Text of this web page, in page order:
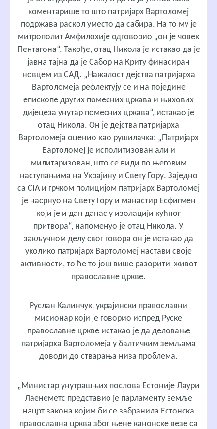
коментарише то што патријарх Вартоломеј
подржава раскол уместо да сабира. На то му је
митрополит Амфилохије одговорио „он је човек
Пентагона“. Такође, отац Никола је истакао да је
јавна тајна да је Сабор на Криту финасиран
новцем из САД. „Нажалост дејства патријарха
Вартоломеја рефлектују се и на поједине
епископе других помесних цркава и њихових
дијeцеза унутар помесних цркава“, истакао је
отац Никола. Он је дејства патријарха
Вартоломеја оценио као рушилачка: „Патријарх
Вартоломеј је исполитизован али и
милитаризован, што се види по његовим
наступањима на Украјину и Свету Гору. Заједно
са CIA и грчком полицијом патријарх Вартоломеј
је насрнуо на Свету Гору и манастир Есфигмен
који је и дан данас у изолацији кућног
притвора“, напоменуо је отац Никола. У
закључном делу свог говора он је истакао да
уколико патријарх Вартоломеј настави своје
активности, то ће то још више разорити живот
православне цркве.
Руслан Калинчук, украјински православни
мисионар који је говорио испред Руске
православне цркве истакао је да деловање
патријарха Вартоломеја у балтичким земљама
доводи до стварања низа проблема.
„Министар унутрашњих послова Естоније Лаури
Лаенеметс представио је парламенту земље
нацрт закона којим би се забранила Естонска
православна црква због њене канонске везе са